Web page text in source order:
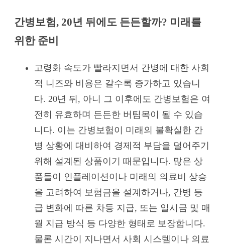
간병보험, 20년 뒤에도 든든할까? 미래를
위한 준비
고령화 속도가 빨라지면서 간병에 대한 사회
적 니즈와 비용은 갈수록 증가하고 있습니
다. 20년 뒤, 아니 그 이후에도 간병보험은 여
전히 유효하며 든든한 버팀목이 될 수 있습
니다. 이는 간병보험이 미래의 불확실한 간
병 상황에 대비하여 경제적 부담을 덜어주기
위해 설계된 상품이기 때문입니다. 많은 상
품들이 인플레이션이나 미래의 의료비 상승
을 고려하여 보험금을 설계하거나, 간병 등
급 변화에 따른 차등 지급, 또는 일시금 및 매
월 지급 방식 등 다양한 형태로 보장합니다.
물론 시간이 지나면서 사회 시스템이나 의료